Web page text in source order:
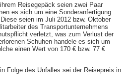
Reisegepäck seien zwei Paar
es sich um eine Sonderanfertigung
seien im Juli 2012 bzw. Oktober
des Transportunternehmens
verletzt, was zum Verlust der
Schuhen handele es sich um
einen Wert von 170 € bzw. 77 €
Folge des Unfalles sei der Reisepreis in